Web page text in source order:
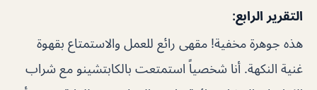
التقرير الرابع:
هذه جوهرة مخفية! مقهى رائع للعمل والاستمتاع بقهوة
غنية النكهة. أنا شخصياً استمتعت بالكابتشينو مع شراب